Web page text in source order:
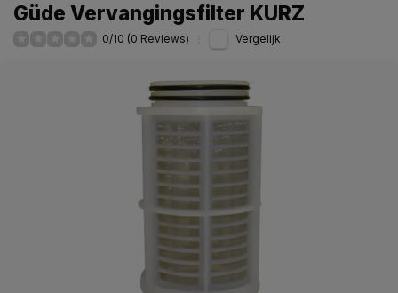
Güde Vervangingsfilter KURZ
0/10 (0 Reviews) Vergelijk